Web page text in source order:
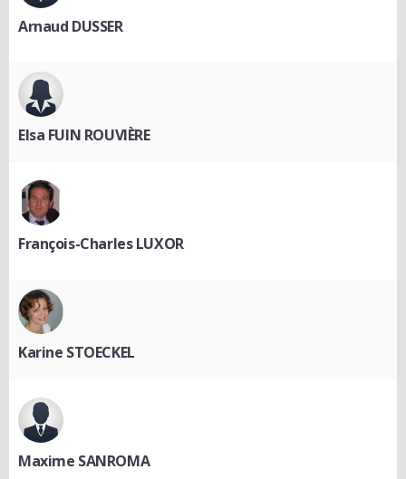
Arnaud DUSSER
Elsa FUIN ROUVIÈRE
François-Charles LUXOR
Karine STOECKEL
Maxime SANROMA